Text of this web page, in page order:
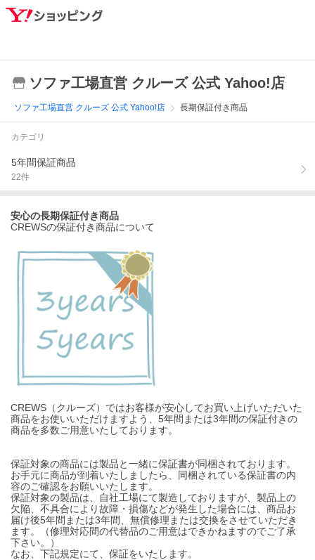
ソファ工場直営 クルーズ 公式 Yahoo!店
ソファ工場直営 クルーズ 公式 Yahoo!店 長期保証付き商品
カテゴリ
5年間保証商品
22件
安心の長期保証付き商品
CREWSの保証付き商品について
CREWS（クルーズ）ではお客様が安心してお買い上げいただいた
商品をお使いいただけますよう、5年間または3年間の保証付きの
商品を多数ご用意いたしております。
保証対象の商品には製品と一緒に保証書が同梱されております。
お手元に商品が到着いたしましたら、同梱されている保証書の内
容のご確認をお願いいたします。
保証対象の製品は、自社工場にて製造しておりますが、製品上の
欠陥、不具合により故障・損傷などが発生した場合には、商品お
届け後5年間または3年間、無償修理または交換をさせていただき
ます。（修理対応間の代替品のご用意はできかねますのでご了承
下さい。）
なお、下記規定にて、保証をいたします。